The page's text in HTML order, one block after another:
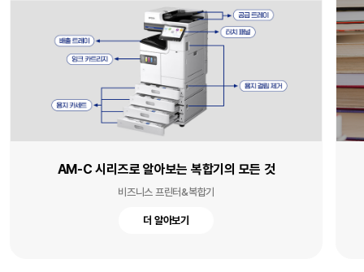
AM-C 시리즈로 알아보는 복합기의 모든 것
비즈니스 프린터&복합기
더 알아보기